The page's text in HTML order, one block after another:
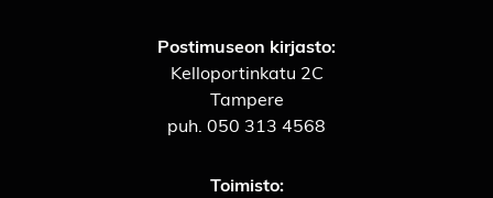
Postimuseon kirjasto:
Kelloportinkatu 2C
Tampere
puh. 050 313 4568
Toimisto: